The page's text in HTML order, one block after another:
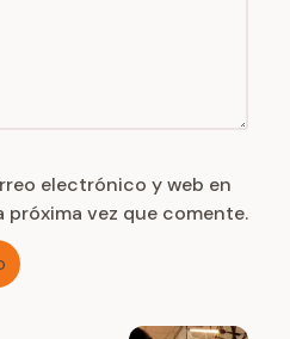
electrónico y web en
próxima vez que comente.